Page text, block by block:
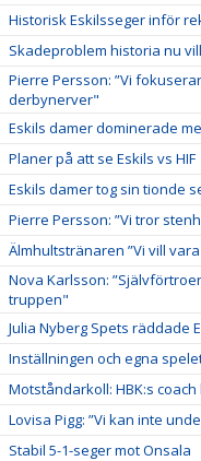
Historisk Eskilsseger inför
Skadeproblem historia nu
Pierre Persson: ”Vi
derbynerver"
Eskils damer dominerade
Planer på att se Eskils vs HIF
Eskils damer tog sin tionde
Pierre Persson: ”Vi tror
Älmhultstränaren ”Vi vill
Nova Karlsson:
truppen"
Julia Nyberg Spets räddade
Inställningen och egna
Motståndarkoll: HBK:s
Lovisa Pigg: ”Vi kan inte
Stabil 5-1-seger mot Onsala